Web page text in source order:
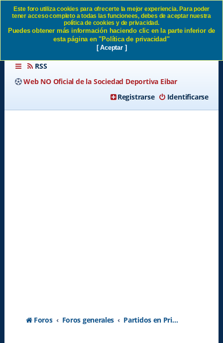
Partidos en Primera División
SD Eibar
RSS
Web NO Oficial de la Sociedad Deportiva Eibar
Identificarse
Registrarse
Foros Foros generales Partidos en Primera División
Este foro utiliza cookies para ofrecerte la mejor experiencia. Para poder
tener acceso completo a todas las funcionees, debes de aceptar nuestra
política de cookies y de privacidad.
Puedes obtener más información haciendo clic en la parte inferior de
esta página en "Política de privacidad"
[ Aceptar ]